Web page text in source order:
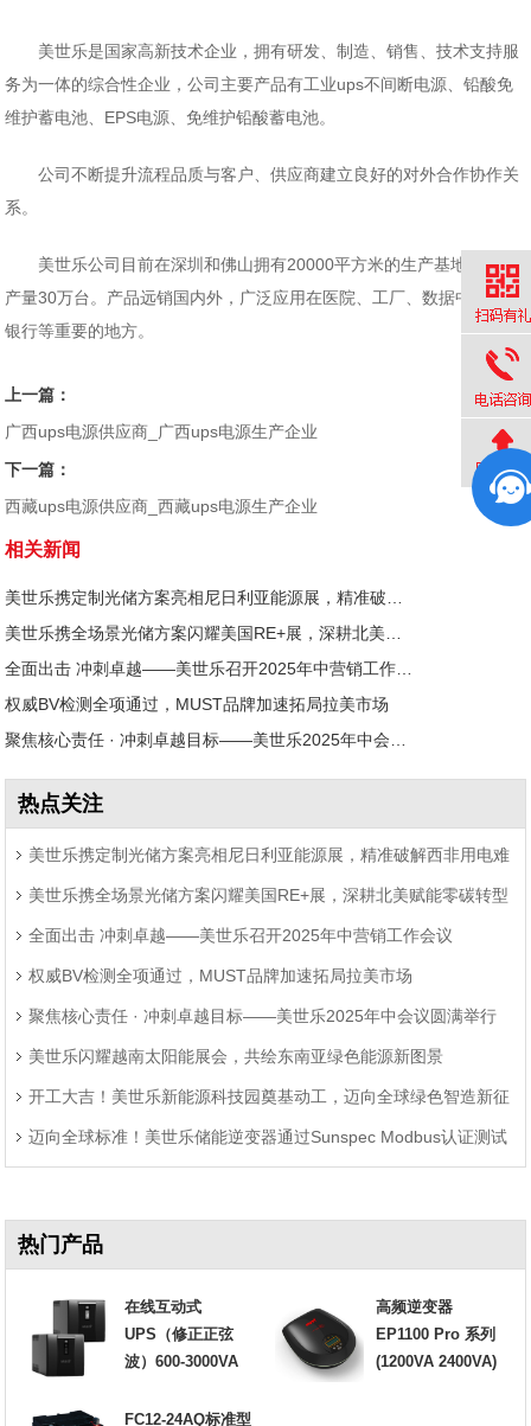
美世乐是国家高新技术企业，拥有研发、制造、销售、技术支持服
务为一体的综合性企业，公司主要产品有工业ups不间断电源、铅酸免
维护蓄电池、EPS电源、免维护铅酸蓄电池。
公司不断提升流程品质与客户、供应商建立良好的对外合作协作关
系。
美世乐公司目前在深圳和佛山拥有20000平方米的生产基地，年生
产量30万台。产品远销国内外，广泛应用在医院、工厂、数据中心、
银行等重要的地方。
上一篇：
广西ups电源供应商_广西ups电源生产企业
下一篇：
西藏ups电源供应商_西藏ups电源生产企业
相关新闻
美世乐携定制光储方案亮相尼日利亚能源展，精准破解西非用电难题
美世乐携全场景光储方案闪耀美国RE+展，深耕北美赋能零碳转型
全面出击 冲刺卓越——美世乐召开2025年中营销工作会议
权威BV检测全项通过，MUST品牌加速拓局拉美市场
聚焦核心责任 · 冲刺卓越目标——美世乐2025年中会议圆满举行
热点关注
美世乐携定制光储方案亮相尼日利亚能源展，精准破解西非用电难
题 美世乐携全场景光储方案闪耀美国RE+展，深耕北美赋能零碳转型
全面出击 冲刺卓越——美世乐召开2025年中营销工作会议
权威BV检测全项通过，MUST品牌加速拓局拉美市场
聚焦核心责任 · 冲刺卓越目标——美世乐2025年中会议圆满举行
美世乐闪耀越南太阳能展会，共绘东南亚绿色能源新图景
开工大吉！美世乐新能源科技园奠基动工，迈向全球绿色智造新征
程 迈向全球标准！美世乐储能逆变器通过Sunspec Modbus认证测试
热门产品
在线互动式
UPS（修正正弦
波）600-3000VA
高频逆变器
EP1100 Pro 系列
(1200VA 2400VA)
FC12-24AQ标准型